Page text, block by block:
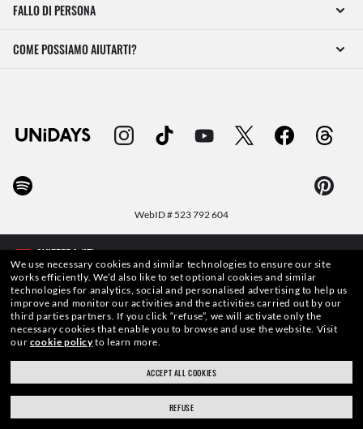
FALLO DI PERSONA
COME POSSIAMO AIUTARTI?
WebID # 523 792 604
AVVERTENZE E INFORMAZIONI DI SICUREZZA SUI PRODOTTI
INFORMATIVA SULLA PROTEZIONE DEI DATI PERSONALI
We use necessary cookies and similar technologies to ensure our site
works efficiently. We’d also like to set optional cookies and similar
technologies for analytics, social and personalised advertising to help us
improve and monitor our activities and the activities carried out by our
third parties partners. If you click “refuse”, we will activate only the
necessary cookies that enable you to browse and use the website. Visit
our cookie policyto learn more.
ACCEPT ALL COOKIES
REFUSE